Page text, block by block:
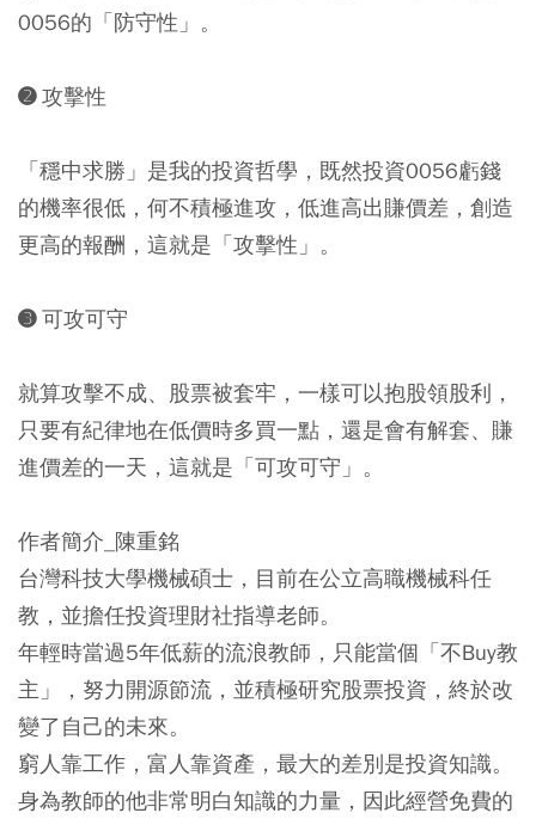
0056的「防守性」。
➋ 攻擊性
「穩中求勝」是我的投資哲學，既然投資0056虧錢
的機率很低，何不積極進攻，低進高出賺價差，創造
更高的報酬，這就是「攻擊性」。
➌ 可攻可守
就算攻擊不成、股票被套牢，一樣可以抱股領股利，
只要有紀律地在低價時多買一點，還是會有解套、賺
進價差的一天，這就是「可攻可守」。
作者簡介_陳重銘
台灣科技大學機械碩士，目前在公立高職機械科任
教，並擔任投資理財社指導老師。
年輕時當過5年低薪的流浪教師，只能當個「不Buy教
主」，努力開源節流，並積極研究股票投資，終於改
變了自己的未來。
窮人靠工作，富人靠資產，最大的差別是投資知識。
身為教師的他非常明白知識的力量，因此經營免費的